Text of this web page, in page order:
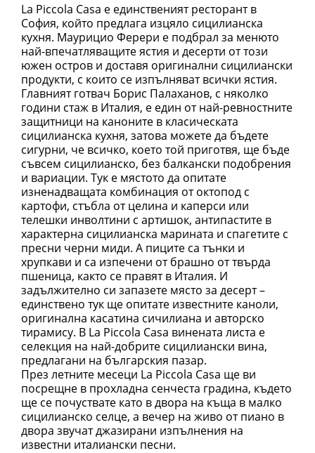
La Piccola Casa е единственият ресторант в
София, който предлага изцяло сицилианска
кухня. Маурицио Ферери е подбрал за менюто
най-впечатляващите ястия и десерти от този
южен остров и доставя оригинални сицилиански
продукти, с които се изпълняват всички ястия.
Главният готвач Борис Палаханов, с няколко
години стаж в Италия, е един от най-ревностните
защитници на каноните в класическата
сицилианска кухня, затова можете да бъдете
сигурни, че всичко, което той приготвя, ще бъде
съвсем сицилианско, без балкански подобрения
и вариации. Тук е мястото да опитате
изненадващата комбинация от октопод с
картофи, стъбла от целина и каперси или
телешки инволтини с артишок, антипастите в
характерна сицилианска марината и спагетите с
пресни черни миди. А пиците са тънки и
хрупкави и са изпечени от брашно от твърда
пшеница, както се правят в Италия. И
задължително си запазете място за десерт –
единствено тук ще опитате известните каноли,
оригинална касатина сичилиана и авторско
тирамису. В La Piccola Casa винената листа е
селекция на най-добрите сицилиански вина,
предлагани на българския пазар.
През летните месеци La Piccola Casa ще ви
посрещне в прохладна сенчеста градина, където
ще се почуствате като в двора на къща в малко
сицилианско селце, а вечер на живо от пиано в
двора звучат джазирани изпълнения на
известни италиански песни.